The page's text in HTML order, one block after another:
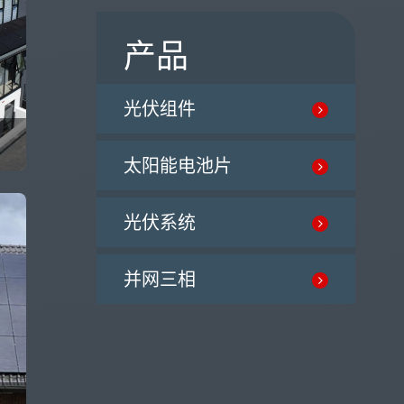
产品
光伏组件
太阳能电池片
光伏系统
并网三相